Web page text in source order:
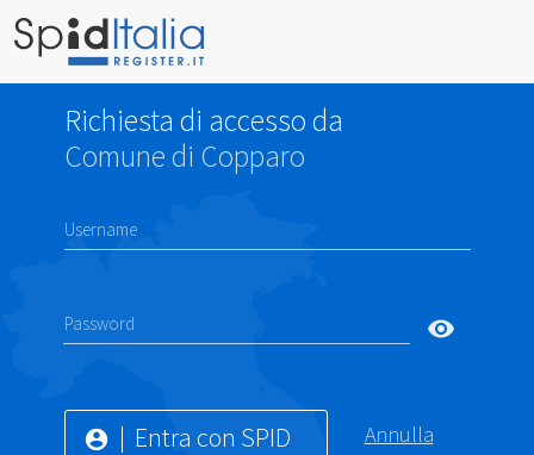
Richiesta di accesso da
Comune di Copparo
Username
Password visibility
account_circle Entra con SPID Annulla